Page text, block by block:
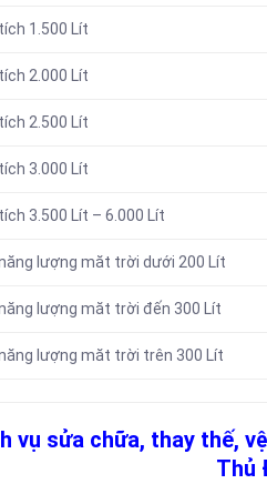
1.500 Lít
2.000 Lít
2.500 Lít
3.000 Lít
3.500 Lít – 6.000 Lít
lượng măt trời dưới 200 Lít
lượng măt trời đến 300 Lít
lượng măt trời trên 300 Lít
vụ sửa chữa, thay thế,
Thủ